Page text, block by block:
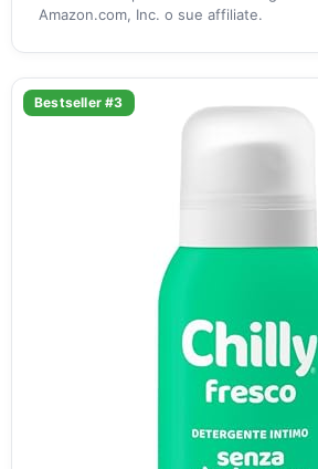
Amazon.com, Inc. o sue affiliate.
Bestseller #3